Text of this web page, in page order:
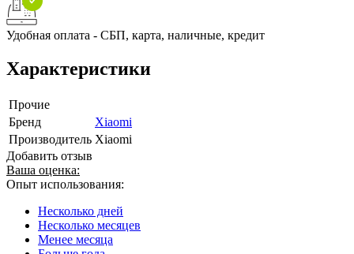
Удобная оплата - СБП, карта, наличные, кредит
Характеристики
Прочие
Бренд
Xiaomi
Производитель Xiaomi
Добавить отзыв
Ваша оценка:
Опыт использования:
Несколько дней
Несколько месяцев
Менее месяца